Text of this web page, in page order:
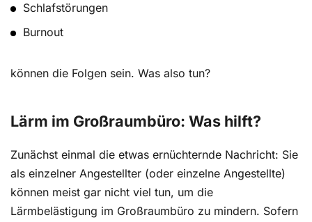
Schlafstörungen
Burnout
können die Folgen sein. Was also tun?
Lärm im Großraumbüro: Was hilft?
Zunächst einmal die etwas ernüchternde Nachricht: Sie
als einzelner Angestellter (oder einzelne Angestellte)
können meist gar nicht viel tun, um die
Lärmbelästigung im Großraumbüro zu mindern. Sofern